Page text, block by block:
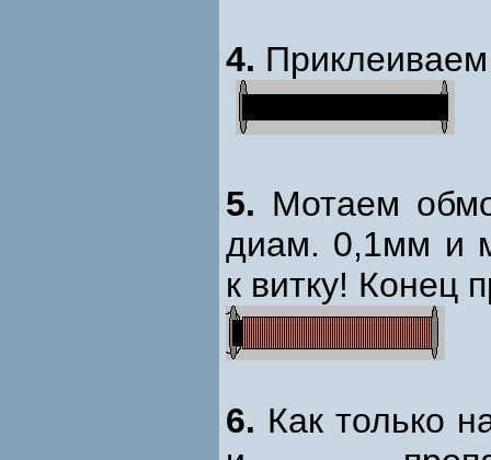
4.
5. Мотаем
диам. 0,1мм и
к витку! Конец
6. Как только